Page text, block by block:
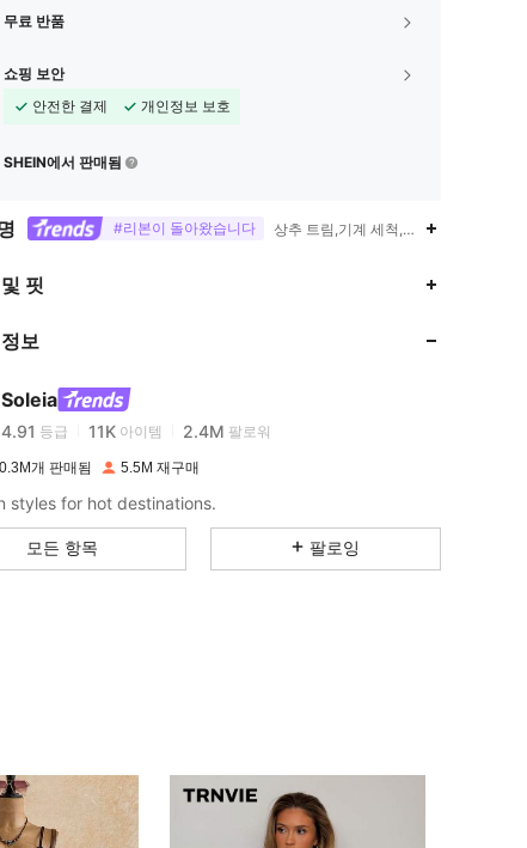
무료 반품
쇼핑 보안
안전한 결제
개인정보 보호
SHEIN에서 판매됨
#리본이 돌아왔습니다 상추 트림,기계 세척, 드라이클리닝 금
핏
보
Soleia
4.91
4.91 등급 11K 아이템 2.4M 팔로워
4.91 11K 2.4M
4.91 11K 2.4M
4.91 11K 2.4M
개 판매됨 5.5M 재구매
styles for hot destinations.
모든 항목 팔로잉